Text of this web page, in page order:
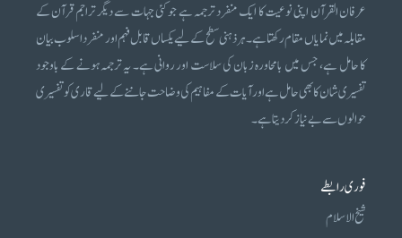
عرفان القرآن اپنی نوعیت کا ایک منفرد ترجمہ ہے جو کئی جہات سے دیگر تراجم قرآن کے
مقابلہ میں نمایاں مقام رکھتا ہے۔ ہر ذہنی سطح کے لیے یکساں قابل فہم اور منفرد اسلوب بیان
کا حامل ہے، جس میں بامحاورہ زبان کی سلاست اور روانی ہے۔ یہ ترجمہ ہونے کے باوجود
تفسیری شان کا بھی حامل ہے اور آیات کے مفاہیم کی وضاحت جاننے کے لیے قاری کو تفسیری
حوالوں سے بے نیاز کر دیتا ہے۔
فوری رابطے
شیخ الاسلام